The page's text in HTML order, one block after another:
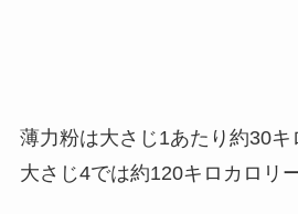
薄力粉は大さじ1あたり約30キ
大さじ4では約120キロカロリー